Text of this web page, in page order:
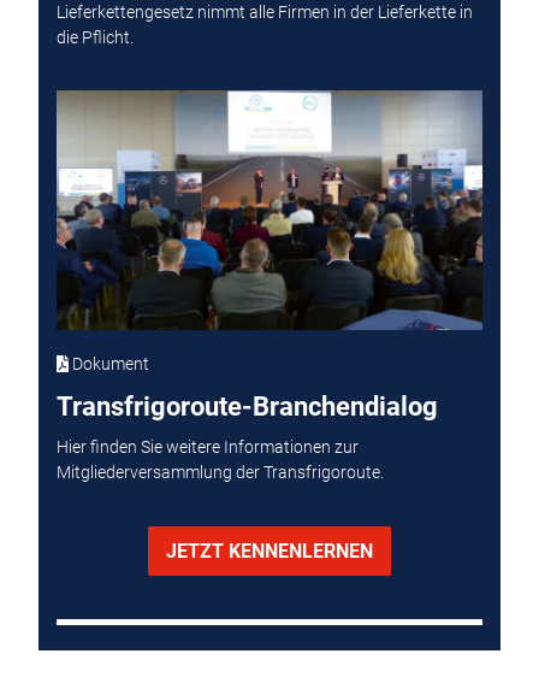
Lieferkettengesetz nimmt alle Firmen in der Lieferkette in
die Pflicht.
Dokument
Transfrigoroute-Branchendialog
Hier finden Sie weitere Informationen zur
Mitgliederversammlung der Transfrigoroute.
JETZT KENNENLERNEN